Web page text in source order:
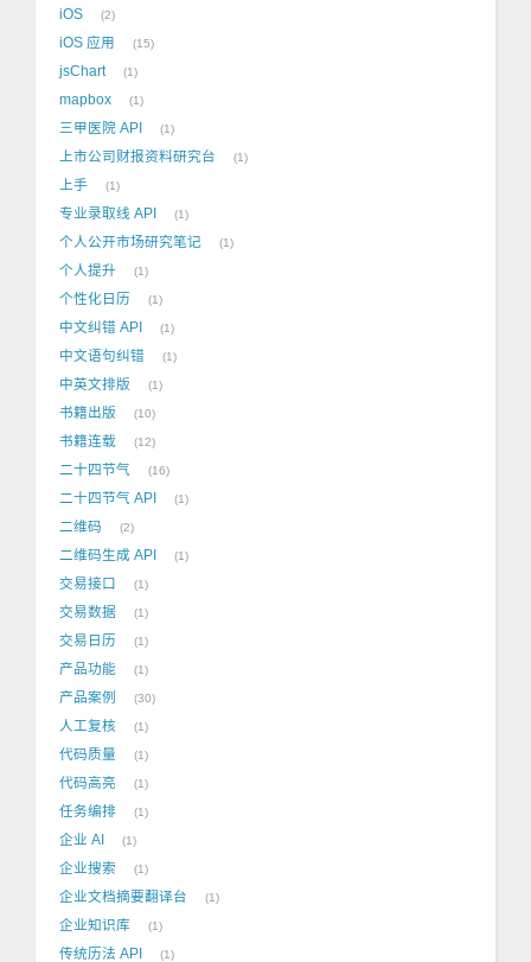
iOS 2
iOS 应用 15
jsChart 1
mapbox 1
三甲医院 API 1
上市公司财报资料研究台 1
上手 1
专业录取线 API 1
个人公开市场研究笔记 1
个人提升 1
个性化日历 1
中文纠错 API 1
中文语句纠错 1
中英文排版 1
书籍出版 10
书籍连载 12
二十四节气 16
二十四节气 API 1
二维码 2
二维码生成 API 1
交易接口 1
交易数据 1
交易日历 1
产品功能 1
产品案例 30
人工复核 1
代码质量 1
代码高亮 1
任务编排 1
企业 AI 1
企业搜索 1
企业文档摘要翻译台 1
企业知识库 1
传统历法 API 1